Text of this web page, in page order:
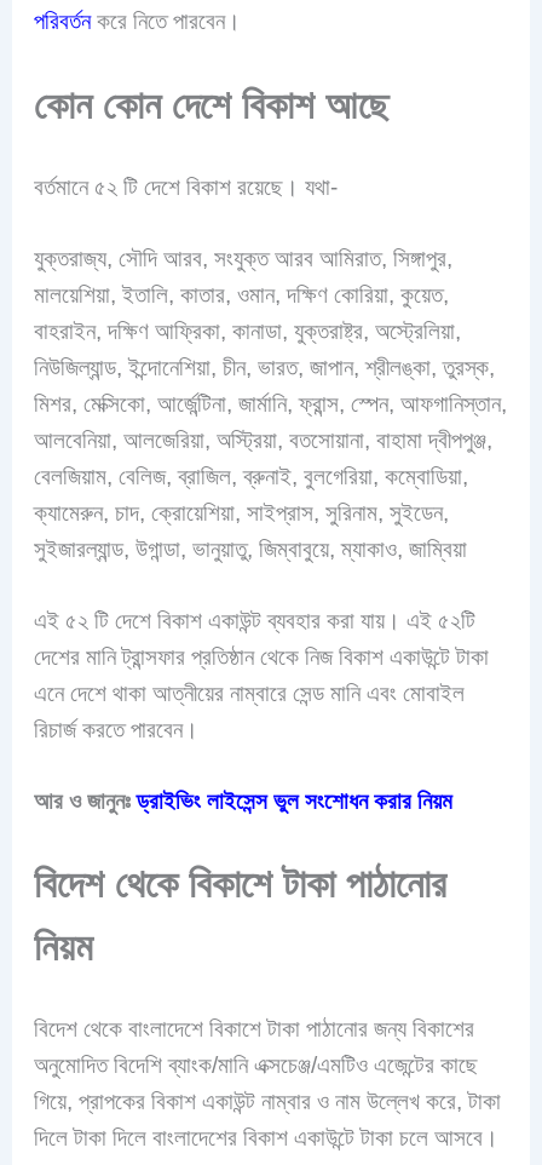
পরিবর্তন করে নিতে পারবেন।
কোন কোন দেশে বিকাশ আছে
বর্তমানে ৫২ টি দেশে বিকাশ রয়েছে। যথা-
যুক্তরাজ্য, সৌদি আরব, সংযুক্ত আরব আমিরাত, সিঙ্গাপুর,
মালয়েশিয়া, ইতালি, কাতার, ওমান, দক্ষিণ কোরিয়া, কুয়েত,
বাহরাইন, দক্ষিণ আফ্রিকা, কানাডা, যুক্তরাষ্ট্র, অস্ট্রেলিয়া,
নিউজিল্যান্ড, ইন্দোনেশিয়া, চীন, ভারত, জাপান, শ্রীলঙ্কা, তুরস্ক,
মিশর, মেক্সিকো, আর্জেন্টিনা, জার্মানি, ফ্রান্স, স্পেন, আফগানিস্তান,
আলবেনিয়া, আলজেরিয়া, অস্ট্রিয়া, বতসোয়ানা, বাহামা দ্বীপপুঞ্জ,
বেলজিয়াম, বেলিজ, ব্রাজিল, ব্রুনাই, বুলগেরিয়া, কম্বোডিয়া,
ক্যামেরুন, চাদ, ক্রোয়েশিয়া, সাইপ্রাস, সুরিনাম, সুইডেন,
সুইজারল্যান্ড, উগান্ডা, ভানুয়াতু, জিম্বাবুয়ে, ম্যাকাও, জাম্বিয়া
এই ৫২ টি দেশে বিকাশ একাউন্ট ব্যবহার করা যায়। এই ৫২টি
দেশের মানি ট্রান্সফার প্রতিষ্ঠান থেকে নিজ বিকাশ একাউন্টে টাকা
এনে দেশে থাকা আত্নীয়ের নাম্বারে সেন্ড মানি এবং মোবাইল
রিচার্জ করতে পারবেন।
আর ও জানুনঃড্রাইভিং লাইসেন্স ভুল সংশোধন করার নিয়ম
বিদেশ থেকে বিকাশে টাকা পাঠানোর
নিয়ম
বিদেশ থেকে বাংলাদেশে বিকাশে টাকা পাঠানোর জন্য বিকাশের
অনুমোদিতবিদেশি ব্যাংক/মানি এক্সচেঞ্জ/এমটিও এজেন্টের কাছে
গিয়ে, প্রাপকের বিকাশ একাউন্ট নাম্বার ও নাম উল্লেখ করে, টাকা
দিলে টাকা দিলে বাংলাদেশের বিকাশ একাউন্টে টাকা চলে আসবে।